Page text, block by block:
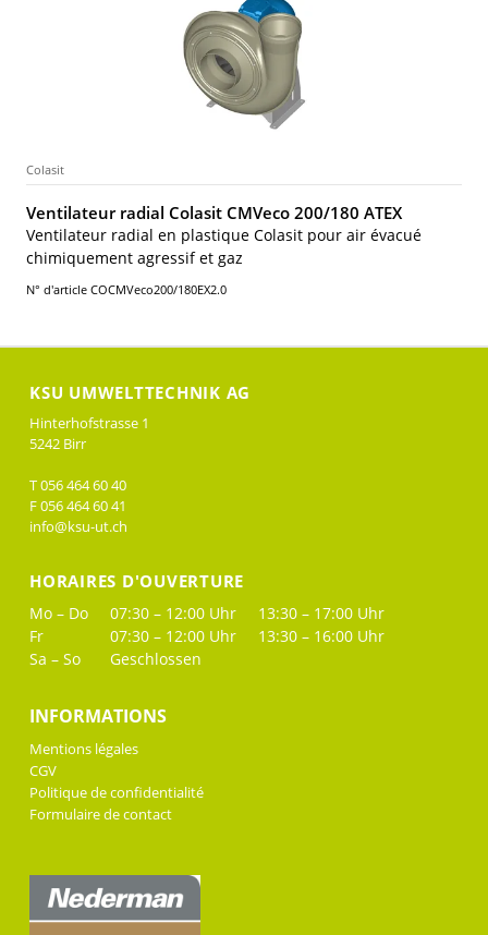
Colasit
Ventilateur radial Colasit CMVeco 200/180 ATEX
Ventilateur radial en plastique Colasit pour air évacué
chimiquement agressif et gaz
N° d'article COCMVeco200/180EX2.0
KSU UMWELTTECHNIK AG
Hinterhofstrasse 1
5242 Birr
T 056 464 60 40
F 056 464 60 41
info@ksu-ut.ch
HORAIRES D'OUVERTURE
Mo – Do 07:30 – 12:00 Uhr
13:30 – 17:00 Uhr
Fr
07:30 – 12:00 Uhr
13:30 – 16:00 Uhr
Sa – So
Geschlossen
INFORMATIONS
Mentions légales
CGV
Politique de confidentialité
Formulaire de contact